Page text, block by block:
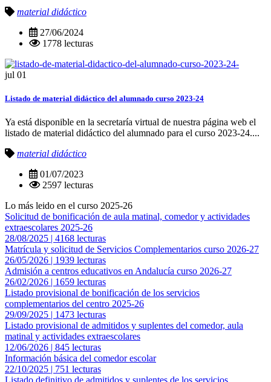
material didáctico
27/06/2024
1778 lecturas
jul 01
Listado de material didáctico del alumnado curso 2023-24
Ya está disponible en la secretaría virtual de nuestra página web el
listado de material didáctico del alumnado para el curso 2023-24....
material didáctico
01/07/2023
2597 lecturas
Lo más leido en el curso 2025-26
Solicitud de bonificación de aula matinal, comedor y actividades
extraescolares 2025-26
28/08/2025 | 4168 lecturas
Matrícula y solicitud de Servicios Complementarios curso 2026-27
26/05/2026 | 1939 lecturas
Admisión a centros educativos en Andalucía curso 2026-27
26/02/2026 | 1659 lecturas
Listado provisional de bonificación de los servicios
complementarios del centro 2025-26
29/09/2025 | 1473 lecturas
Listado provisional de admitidos y suplentes del comedor, aula
matinal y actividades extraescolares
12/06/2026 | 845 lecturas
Información básica del comedor escolar
22/10/2025 | 751 lecturas
Listado definitivo de admitidos y suplentes de los servicios